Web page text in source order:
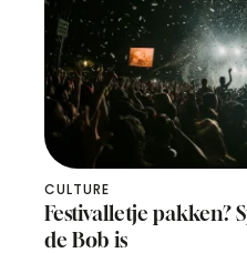
CULTURE
Festivalletje pakken?
de Bob is